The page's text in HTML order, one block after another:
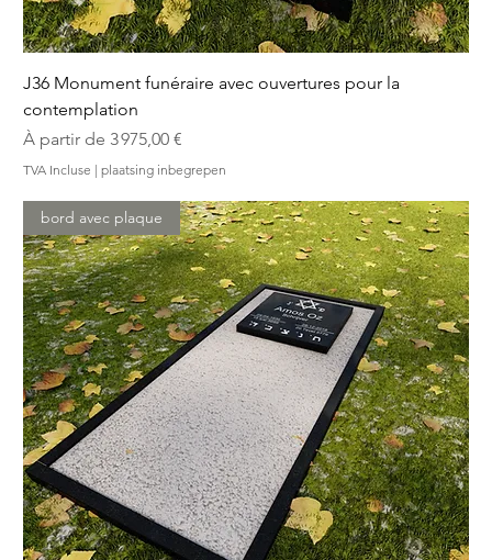
J36 Monument funéraire avec ouvertures pour la
contemplation
À partir de 3 975,00 €
Prix promotionnel
TVA Incluse | plaatsing inbegrepen
bord avec plaque